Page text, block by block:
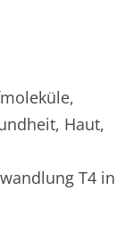
Haut,
T4 in